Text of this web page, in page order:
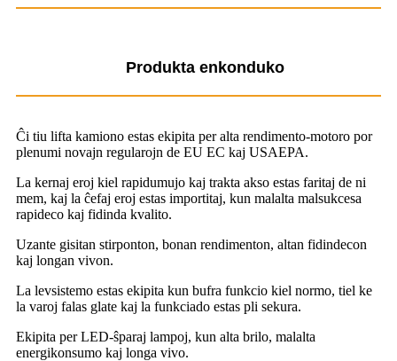
Produkta enkonduko
Ĉi tiu lifta kamiono estas ekipita per alta rendimento-motoro por
plenumi novajn regularojn de EU EC kaj USAEPA.
La kernaj eroj kiel rapidumujo kaj trakta akso estas faritaj de ni
mem, kaj la ĉefaj eroj estas importitaj, kun malalta malsukcesa
rapideco kaj fidinda kvalito.
Uzante gisitan stirponton, bonan rendimenton, altan fidindecon
kaj longan vivon.
La levsistemo estas ekipita kun bufra funkcio kiel normo, tiel ke
la varoj falas glate kaj la funkciado estas pli sekura.
Ekipita per LED-ŝparaj lampoj, kun alta brilo, malalta
energikonsumo kaj longa vivo.